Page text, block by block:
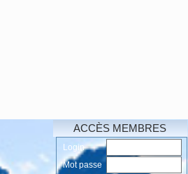
ACCÈS MEMBRES
Login
Mot passe